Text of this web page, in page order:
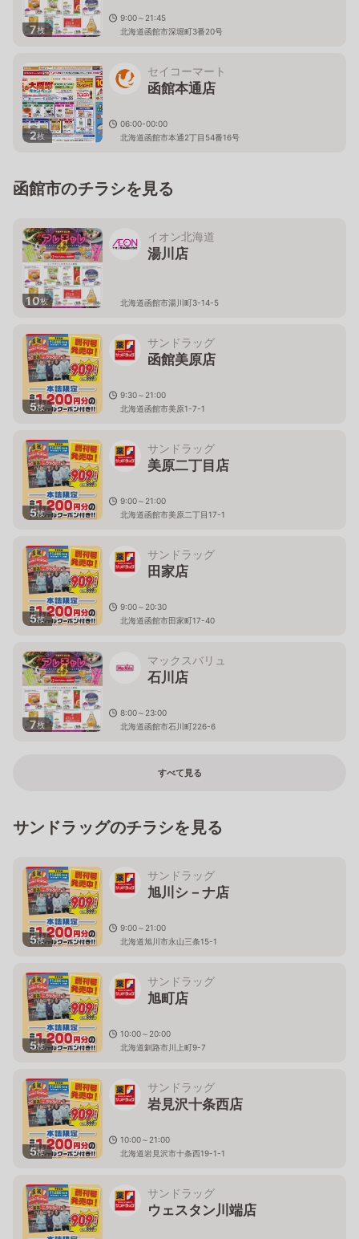
7枚
9:00～21:45
北海道函館市深堀町3番20号
2枚
セイコーマート
函館本通店
06:00-00:00
北海道函館市本通2丁目54番16号
函館市のチラシを見る
10枚
イオン北海道
湯川店
北海道函館市湯川町3-14-5
5枚
サンドラッグ
函館美原店
9:30～21:00
北海道函館市美原1-7-1
5枚
サンドラッグ
美原二丁目店
9:00～21:00
北海道函館市美原二丁目17-1
5枚
サンドラッグ
田家店
9:00～20:30
北海道函館市田家町17-40
7枚
マックスバリュ
石川店
8:00～23:00
北海道函館市石川町226-6
すべて見る
サンドラッグのチラシを見る
5枚
サンドラッグ
旭川シ－ナ店
9:00～21:00
北海道旭川市永山三条15-1
5枚
サンドラッグ
旭町店
10:00～20:00
北海道釧路市川上町9-7
5枚
サンドラッグ
岩見沢十条西店
10:00～21:00
北海道岩見沢市十条西19-1-1
サンドラッグ
ウェスタン川端店